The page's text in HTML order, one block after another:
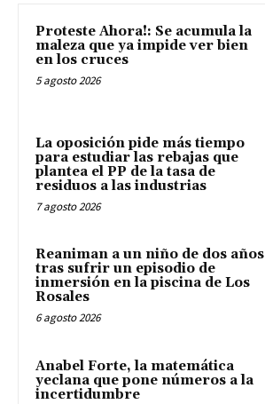
Proteste Ahora!: Se acumula la
maleza que ya impide ver bien
en los cruces
5 agosto 2026
La oposición pide más tiempo
para estudiar las rebajas que
plantea el PP de la tasa de
residuos a las industrias
7 agosto 2026
Reaniman a un niño de dos años
tras sufrir un episodio de
inmersión en la piscina de Los
Rosales
6 agosto 2026
Anabel Forte, la matemática
yeclana que pone números a la
incertidumbre